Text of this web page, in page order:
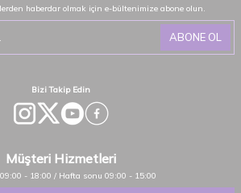
haberdar olmak için e-bültenimize abone olun.
ABONE OL
Bizi Takip Edin
Müşteri Hizmetleri
- 18:00 / Hafta sonu 09:00 - 15:00